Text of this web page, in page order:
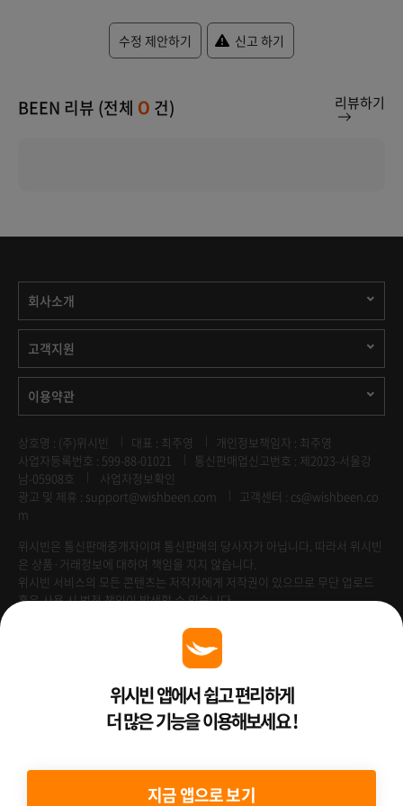
수정 제안하기 신고 하기
BEEN 리뷰 (전체 0 건) 리뷰하기
회사소개
고객지원
이용약관
상호명 : (주)위시빈 대표 : 최주영
개인정보책임자 : 최주영
사업자등록번호 : 599-88-01021
통신판매업신고번호 : 제2023-서울강
남-05908호
사업자정보확인
광고 및 제휴 : support@wishbeen.com
고객센터 : cs@wishbeen.co
m
위시빈은 통신판매중개자이며 통신판매의 당사자가 아닙니다. 따라서 위시빈
은 상품·거래정보에 대하여 책임을 지지 않습니다.
위시빈 서비스의 모든 콘텐츠는 저작자에게 저작권이 있으므로 무단 업로드
혹은 사용 시 법적 책임이 발생할 수 있습니다.
Venture Enterprise위시빈 앱에서 쉽고 편리하게
더 많은 기능을 이용해보세요 !
지금 앱으로 보기